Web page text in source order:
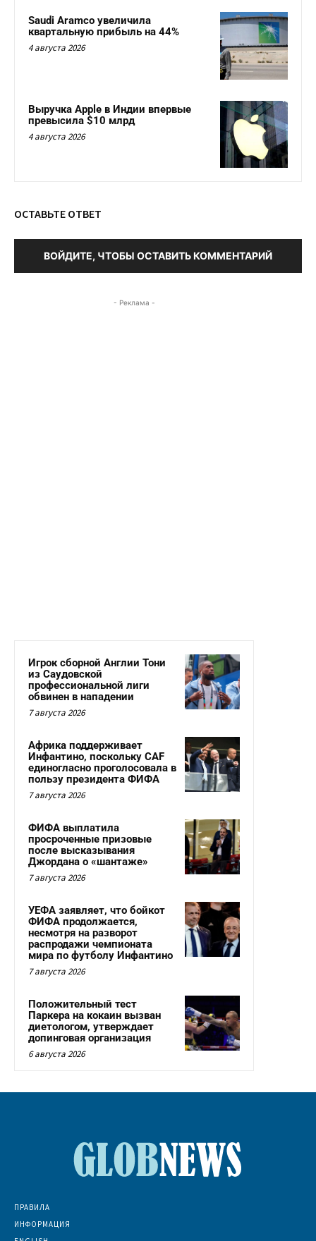
Saudi Aramco увеличила
квартальную прибыль на 44%
4 августа 2026
Выручка Apple в Индии впервые
превысила $10 млрд
4 августа 2026
ОСТАВЬТЕ ОТВЕТ
ВОЙДИТЕ, ЧТОБЫ ОСТАВИТЬ КОММЕНТАРИЙ
- Реклама -
Игрок сборной Англии Тони
из Саудовской
профессиональной лиги
обвинен в нападении
7 августа 2026
Африка поддерживает
Инфантино, поскольку CAF
единогласно проголосовала в
пользу президента ФИФА
7 августа 2026
ФИФА выплатила
просроченные призовые
после высказывания
Джордана о «шантаже»
7 августа 2026
УЕФА заявляет, что бойкот
ФИФА продолжается,
несмотря на разворот
распродажи чемпионата
мира по футболу Инфантино
7 августа 2026
Положительный тест
Паркера на кокаин вызван
диетологом, утверждает
допинговая организация
6 августа 2026
ПРАВИЛА
ИНФОРМАЦИЯ